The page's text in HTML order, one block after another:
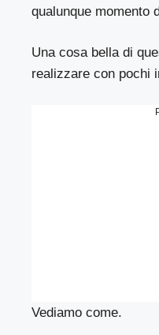
qualunque momento
Una cosa bella di
realizzare con pochi
Vediamo come.